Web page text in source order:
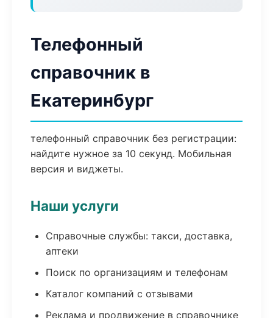
Телефонный
справочник в
Екатеринбург
телефонный справочник без регистрации:
найдите нужное за 10 секунд. Мобильная
версия и виджеты.
Наши услуги
Справочные службы: такси, доставка,
аптеки
Поиск по организациям и телефонам
Каталог компаний с отзывами
Реклама и продвижение в справочнике